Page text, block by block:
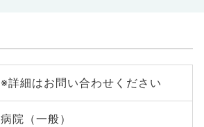
※詳細はお問い合わせください
病院（一般）